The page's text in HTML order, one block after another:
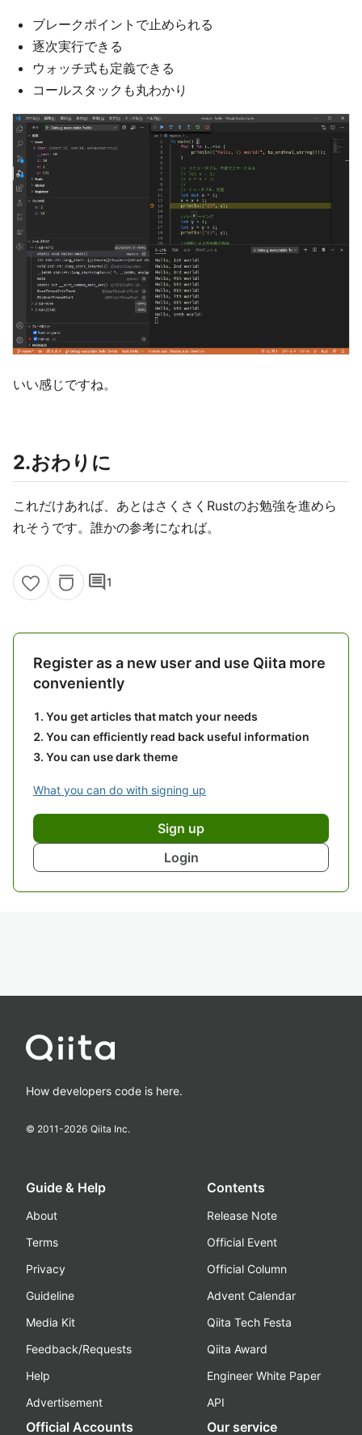
ブレークポイントで止められる
逐次実行できる
ウォッチ式も定義できる
コールスタックも丸わかり
いい感じですね。
2.おわりに
これだけあれば、あとはさくさくRustのお勉強を進めら
れそうです。誰かの参考になれば。
comment1
Register as a new user and use Qiita more
conveniently
You get articles that match your needs
You can efficiently read back useful information
You can use dark theme
What you can do with signing up
Sign up
Login
How developers code is here.
© 2011-2026 Qiita Inc.
Guide & Help
About
Terms
Privacy
Guideline
Media Kit
Feedback/Requests
Help
Advertisement
Contents
Release Note
Official Event
Official Column
Advent Calendar
Qiita Tech Festa
Qiita Award
Engineer White Paper
API
Official Accounts Our service